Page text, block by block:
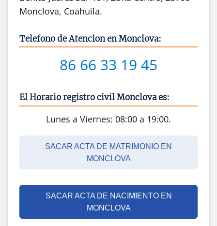
Monclova, Coahuila.
Telefono de Atencion en Monclova:
86 66 33 19 45
El Horario registro civil Monclovaes:
Lunes a Viernes: 08:00 a 19:00.
SACAR ACTA DE MATRIMONIO EN
MONCLOVA
SACAR ACTA DE NACIMIENTO EN
MONCLOVA